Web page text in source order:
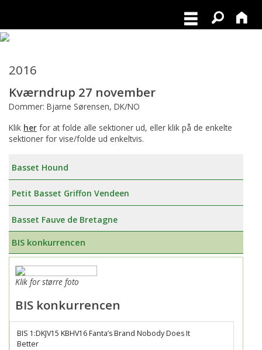
2016
Kværndrup 27 november
Dommer: Bjarne Sørensen, DK/NO
Klik her for at folde alle sektioner ud, eller klik på de enkelte
sektioner for vise/folde ud enkeltvis.
Basset Hound
Petit Basset Griffon Vendeen
Basset Fauve de Bretagne
BIS konkurrencen
Klik for større foto
BIS konkurrencen
BIS 1:DKJV15 KBHV16 Fanta’s Brand Nobody Does It
Better